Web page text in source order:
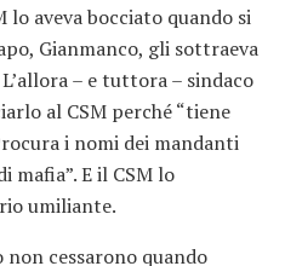
lo aveva bocciato quando si
Gianmanco, gli sottraeva
– e tuttora – sindaco
al CSM perché “tiene
i nomi dei mandanti
E il CSM lo
umiliante.
cessarono quando